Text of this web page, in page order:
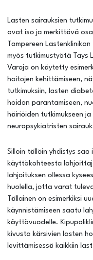
Lasten sairauksien
ovat iso ja merkittävä
Tampereen
myös tutkimustyötä Tays
Varoja on käytetty
hoitojen kehittämiseen,
tutkimuksiin, lasten
hoidon parantamiseen,
häiriöiden tutkimukseen
neuropsykiatristen
Silloin tällöin yhdistys saa
käyttökohteesta
lahjoituksen ollessa
huolella, jotta varat
Tällainen on esimerkiksi
käynnistämiseen saatu
käyttövuodelle.
kivusta kärsivien lasten
levittämisessä kaikkiin